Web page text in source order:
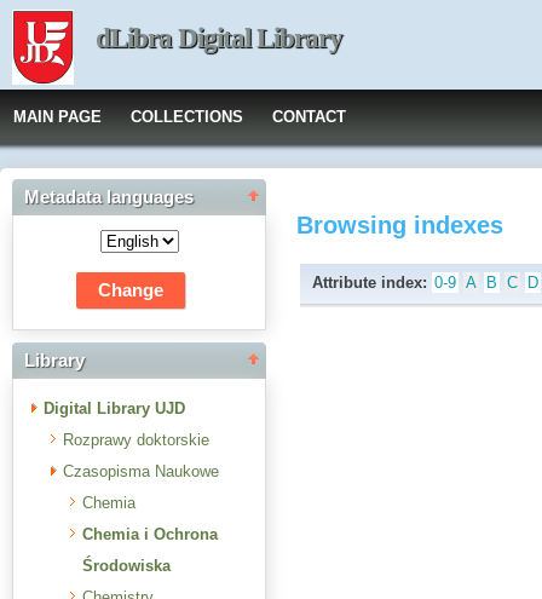
dLibra Digital Library
MAIN PAGE COLLECTIONS CONTACT
Metadata languages
Library
Digital Library UJD
Rozprawy doktorskie
Czasopisma Naukowe
Chemia
Chemia i Ochrona
Środowiska
Browsing indexes
Attribute index: 0-9 A B C D